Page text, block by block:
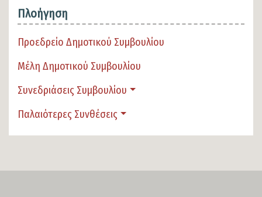
Πλοήγηση
Προεδρείο Δημοτικού Συμβουλίου
Μέλη Δημοτικού Συμβουλίου
Συνεδριάσεις Συμβουλίου
Παλαιότερες Συνθέσεις